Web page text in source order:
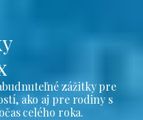
zážitky pre
ako aj pre rodiny s
celého roka.